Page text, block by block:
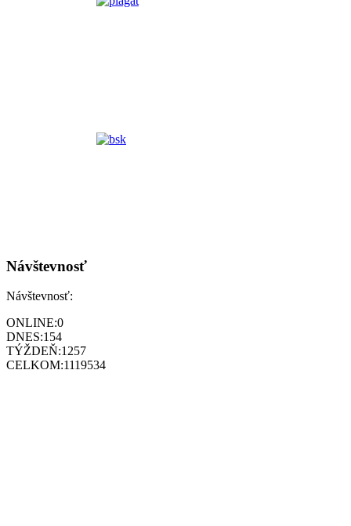
Návštevnosť
Návštevnosť:
ONLINE:0
DNES:154
TÝŽDEŇ:1257
CELKOM:1119534